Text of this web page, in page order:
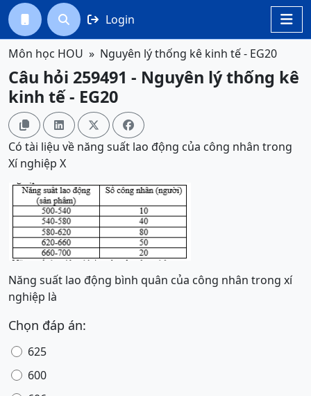

  Login
Môn học HOU Nguyên lý thống kê kinh tế - EG20
Câu hỏi 259491 - Nguyên lý thống kê
kinh tế - EG20
   
Có tài liệu về năng suất lao động của công nhân trong
Xí nghiệp X
Năng suất lao động bình quân của công nhân trong xí
nghiệp là
Chọn đáp án:
625
600